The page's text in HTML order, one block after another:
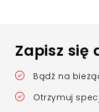
Zapisz się
Bądź na
Otrzymuj